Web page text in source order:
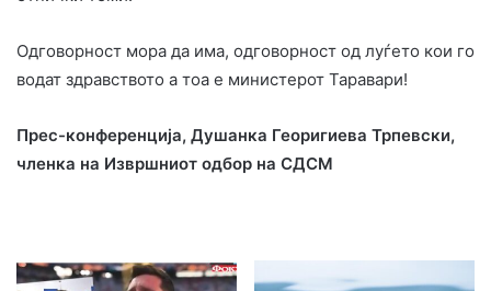
Одговорност мора да има, одговорност од луѓето кои го
водат здравството а тоа е министерот Таравари!
Прес-конференција, Душанка Георигиева Трпевски,
членка на Извршниот одбор на СДСМ